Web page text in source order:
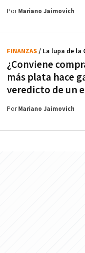
PorMariano Jaimovich
¿Conviene
más plata hace
veredicto de un
FINANZAS / La lupa de la
PorMariano Jaimovich